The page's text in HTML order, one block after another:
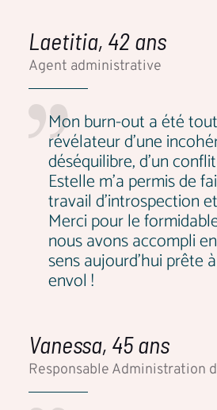
Laetitia, 42 ans
Agent administrative
Mon burn-out a été
révélateur d’une
déséquilibre, d’un
Estelle m’a permis de
travail d’introspection
Merci pour le
nous avons accompli
sens aujourd’hui prête
envol !
Vanessa, 45 ans
Responsable Administration